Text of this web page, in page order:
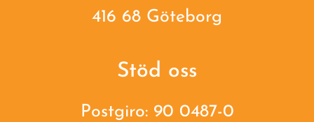
416 68 Göteborg
Stöd oss
Postgiro: 90 0487-0